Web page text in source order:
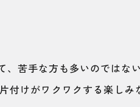
苦手な方も多いのではな
付けがワクワクする楽しみ